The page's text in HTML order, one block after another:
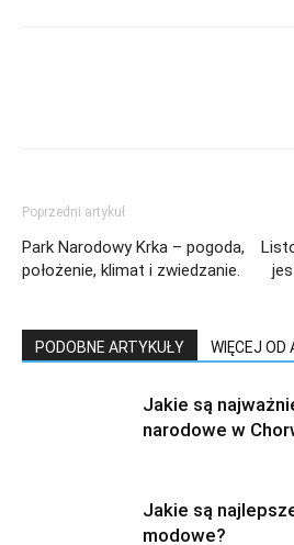
Poprzedni artykuł
Park Narodowy Krka – pogoda,
położenie, klimat i zwiedzanie.
PODOBNE ARTYKUŁY WIĘCEJ OD
Jakie są
narodowe w
Jakie są
modowe?